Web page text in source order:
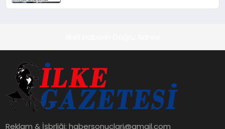
Reklam & İşbrliği:habersonuclari@gmail.com